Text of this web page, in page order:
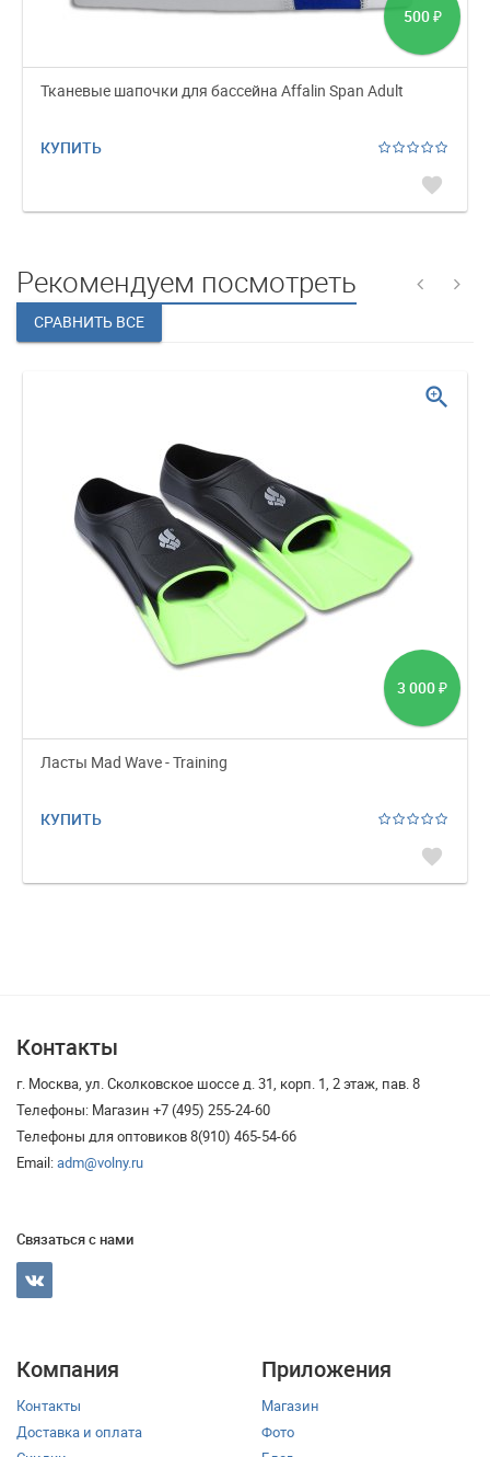
500 ₽
Тканевые шапочки для бассейна Affalin Span Adult
КУПИТЬ
favorite
Рекомендуем посмотреть
3 000 ₽
Ласты Mad Wave - Training
КУПИТЬ
favorite
zoom_in
Контакты
г. Москва, ул. Сколковское шоссе д. 31, корп. 1, 2 этаж, пав. 8
Телефоны: Магазин +7 (495) 255-24-60
Телефоны для оптовиков 8(910) 465-54-66
Email:adm@volny.ru
Связаться с нами
Компания
Контакты
Доставка и оплата
Приложения
Магазин
Фото